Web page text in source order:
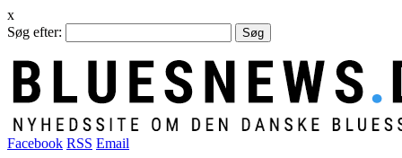
x
Søg efter:
Facebook RSS Email